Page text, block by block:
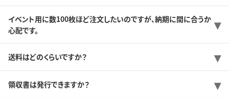
イベント用に数100枚ほど注文したいのですが、納期に間に合うか
心配です。
送料はどのくらいですか？
領収書は発行できますか？